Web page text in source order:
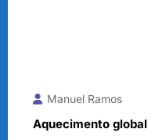
Manuel Ramos
Aquecimento global